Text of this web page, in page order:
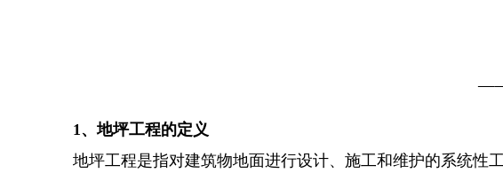
1、地坪工程的定义
地坪工程是指对建筑物地面进行设计、施工和维护的系统性